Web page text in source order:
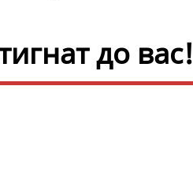
до вас!